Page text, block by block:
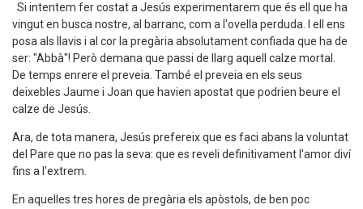
Si intentem fer costat a Jesús experimentarem que és ell que ha
vingut en busca nostre, al barranc, com a l'ovella perduda. I ell ens
posa als llavis i al cor la pregària absolutament confiada que ha de
ser: "Abbà"! Però demana que passi de llarg aquell calze mortal.
De temps enrere el preveia. També el preveia en els seus
deixebles Jaume i Joan que havien apostat que podrien beure el
calze de Jesús.
Ara, de tota manera, Jesús prefereix que es faci abans la voluntat
del Pare que no pas la seva: que es reveli definitivament l'amor diví
fins a l'extrem.
En aquelles tres hores de pregària els apòstols, de ben poc